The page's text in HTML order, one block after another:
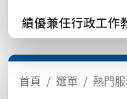
績優兼任行政工作
首頁 選單 熱門